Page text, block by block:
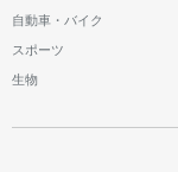
自動車・バイク
スポーツ
生物